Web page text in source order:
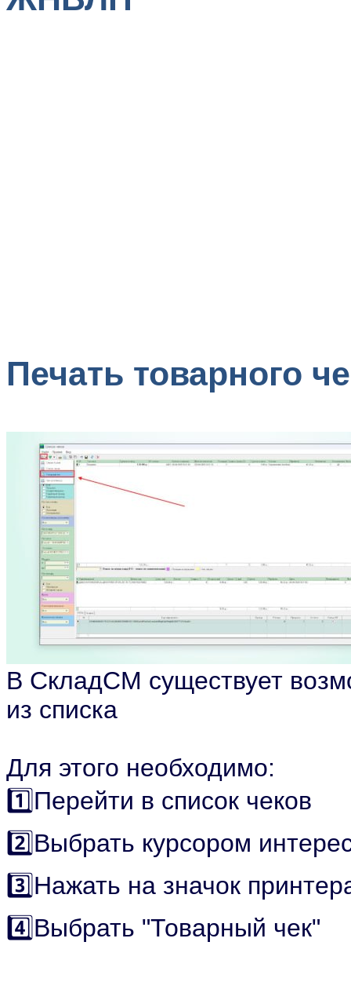
Печать товарного
В СкладСМ существует
из списка
Для этого необходимо:
1️⃣Перейти в список чеков
2️⃣Выбрать курсором
3️⃣Нажать на значок
4️⃣Выбрать "Товарный чек"